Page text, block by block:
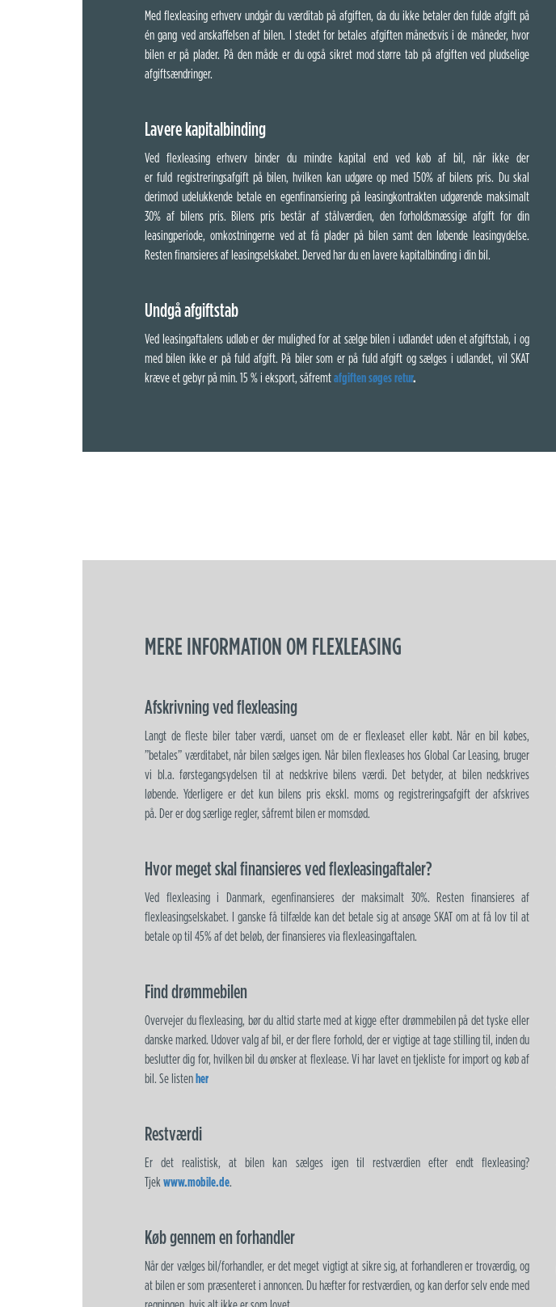
Med flexleasing erhverv undgår du værditab på afgiften, da du ikke betaler den fulde afgift på
én gang ved anskaffelsen af bilen. I stedet for betales afgiften månedsvis i de måneder, hvor
bilen er på plader. På den måde er du også sikret mod større tab på afgiftenved pludselige
afgiftsændringer.
Lavere kapitalbinding
Ved flexleasing erhverv binder du mindre kapital end ved køb af bil, når ikke der
er fuld registreringsafgift på bilen, hvilken kan udgøre op med 150% af bilens pris. Du skal
derimod udelukkende betale en egenfinansiering på leasingkontrakten udgørende maksimalt
30% af bilens pris. Bilens pris består af stålværdien, den forholdsmæssige afgift for din
leasingperiode, omkostningerne ved at få plader på bilen samt den løbende leasingydelse.
Resten finansieres af leasingselskabet. Derved har du en lavere kapitalbinding i din bil.
Undgå afgiftstab
Ved leasingaftalens udløb er der mulighed for at sælge bilen i udlandet uden et afgiftstab, i og
med bilen ikke er på fuld afgift. På biler som er på fuld afgift og sælges i udlandet, vil SKAT
kræve et gebyr på min. 15 % i eksport, såfremtafgiften søges retur.
MERE INFORMATION OM FLEXLEASING
Afskrivning ved flexleasing
Langt de fleste biler taber værdi, uanset om de er flexleaset eller købt. Når en bil købes,
”betales” værditabet, når bilen sælges igen. Når bilen flexleases hos Global Car Leasing, bruger
vi bl.a. førstegangsydelsen til at nedskrive bilens værdi. Det betyder, at bilen nedskrives
løbende. Yderligere er det kun bilens pris ekskl. moms og registreringsafgift der afskrives
på. Der er dog særlige regler, såfremt bilen er momsdød.
Hvor meget skal finansieres ved flexleasingaftaler?
Ved flexleasing i Danmark, egenfinansieres der maksimalt 30%. Resten finansieres af
flexleasingselskabet. I ganske få tilfælde kan det betale sig at ansøge SKAT om at få lov til at
betale op til 45% af det beløb, der finansieres via flexleasingaftalen.
Find drømmebilen
Overvejer du flexleasing, bør du altid starte med at kigge efter drømmebilen på det tyske eller
danske marked. Udover valg af bil, er der flere forhold, der er vigtige at tage stilling til, inden du
beslutter dig for, hvilken bil du ønsker at flexlease. Vi har lavet en tjekliste for import og køb af
bil. Se listenher
Restværdi
Er det realistisk, at bilen kan sælges igen til restværdien efter endt flexleasing?
Tjek www.mobile.de.
Køb gennem en forhandler
Når der vælges bil/forhandler, er det meget vigtigt at sikre sig, at forhandleren er troværdig, og
at bilen er som præsenteret i annoncen. Du hæfter for restværdien, og kan derfor selv ende med